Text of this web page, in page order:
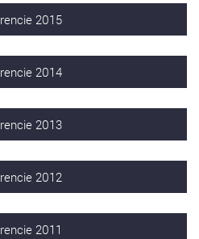
2015
2014
2013
2012
2011